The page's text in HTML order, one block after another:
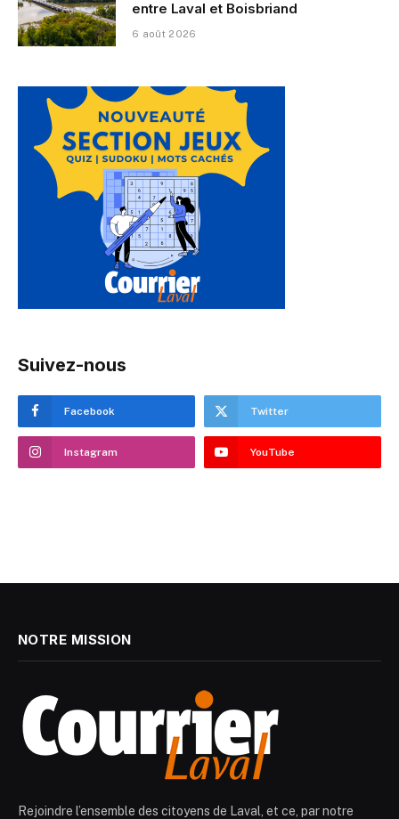
entre Laval et Boisbriand
6 août 2026
Suivez-nous
Facebook Twitter
Instagram YouTube
NOTRE MISSION
Rejoindre l’ensemble des citoyens de Laval, et ce, par notre